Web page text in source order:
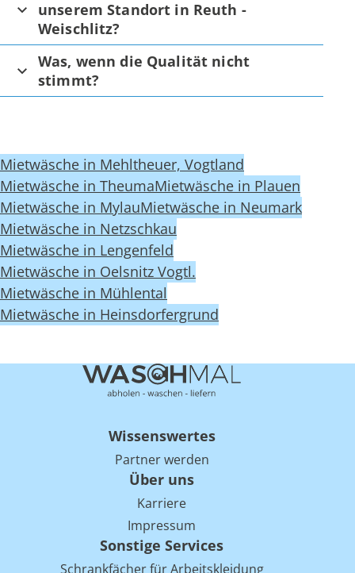
unserem Standort in Reuth -
Weischlitz?
Was, wenn die Qualität nicht
stimmt?
Mietwäsche in Mehltheuer, Vogtland
Mietwäsche in TheumaMietwäsche in Plauen
Mietwäsche in MylauMietwäsche in Neumark
Mietwäsche in Netzschkau
Mietwäsche in Lengenfeld
Mietwäsche in Oelsnitz Vogtl.
Mietwäsche in Mühlental
Mietwäsche in Heinsdorfergrund
Wissenswertes
Partner werden
Über uns
Karriere
Impressum
Sonstige Services
Schrankfächer für Arbeitskleidung